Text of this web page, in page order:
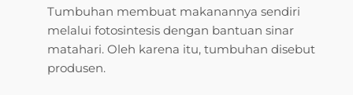
Tumbuhan membuat makanannya sendiri
melalui fotosintesis dengan bantuan sinar
matahari. Oleh karena itu, tumbuhan disebut
produsen.